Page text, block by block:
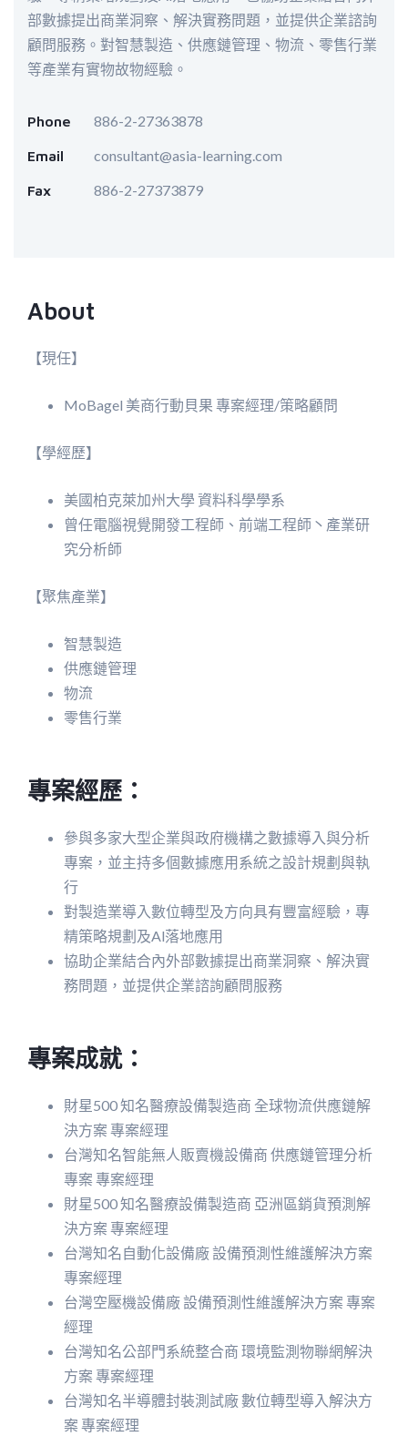
部數據提出商業洞察、解決實務問題，並提供企業諮詢
顧問服務。對智慧製造、供應鏈管理、物流、零售行業
等產業有實物故物經驗。
Phone 886-2-27363878
Email consultant@asia-learning.com
Fax 886-2-27373879
About
【現任】
MoBagel 美商行動貝果 專案經理/策略顧問
【學經歷】
美國柏克萊加州大學 資料科學學系
曾任電腦視覺開發工程師、前端工程師丶產業研
究分析師
【聚焦產業】
智慧製造
供應鏈管理
物流
零售行業
專案經歷：
參與多家大型企業與政府機構之數據導入與分析
專案，並主持多個數據應用系統之設計規劃與執
行
對製造業導入數位轉型及方向具有豐富經驗，專
精策略規劃及Al落地應用
協助企業結合內外部數據提出商業洞察、解決實
務問題，並提供企業諮詢顧問服務
專案成就：
財星500 知名醫療設備製造商 全球物流供應鏈解
決方案 專案經理
台灣知名智能無人販賣機設備商 供應鏈管理分析
專案 專案經理
財星500 知名醫療設備製造商 亞洲區銷貨預測解
決方案 專案經理
台灣知名自動化設備廠 設備預測性維護解決方案
專案經理
台灣空壓機設備廠 設備預測性維護解決方案 專案
經理
台灣知名公部門系統整合商 環境監測物聯網解決
方案 專案經理
台灣知名半導體封裝測試廠 數位轉型導入解決方
案 專案經理